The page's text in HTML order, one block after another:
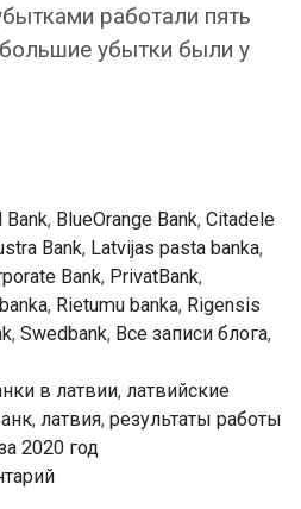
работали пять
убытки были у
Bank, BlueOrange Bank, Citadele
Bank, Latvijas pasta banka,
Bank, PrivatBank,
, Rietumu banka, Rigensis
, Swedbank, Все записи блога,
в латвии, латвийские
, латвия, результаты работы
2020 год